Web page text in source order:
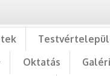
Oktatás